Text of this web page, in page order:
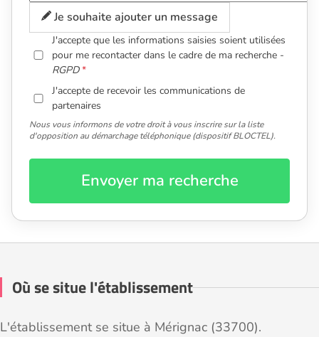
Je souhaite ajouter un message
J'accepte que les informations saisies soient utilisées
pour me recontacter dans le cadre de ma recherche -
RGPD
J'accepte de recevoir les communications de
partenaires
Nous vous informons de votre droit à vous inscrire sur la liste
d'opposition au démarchage téléphonique (dispositif BLOCTEL).
Envoyer ma recherche
Où se situe l'établissement
L'établissement se situe à Mérignac (33700).